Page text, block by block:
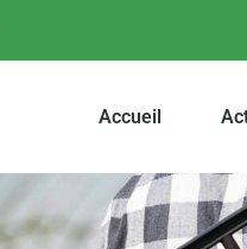
Accueil